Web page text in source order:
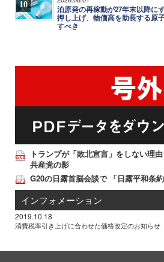
10
泊原発の再稼動が27年末以降に
押し上げ、物価高を助長する原
すべき
トランプが「敗北宣言」をしない理
共産党の影
G20の日露首脳会談で 「日露平和条
インフォメーション
2019.10.18
消費税率引き上げに合わせた価格改定のお知らせ